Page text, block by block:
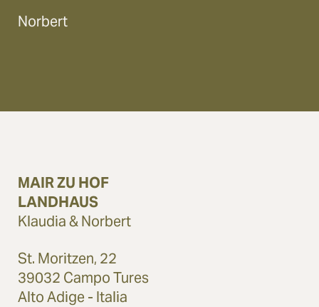
Norbert
MAIR ZU HOF
LANDHAUS
Klaudia & Norbert
St. Moritzen, 22
39032 Campo Tures
Alto Adige - Italia